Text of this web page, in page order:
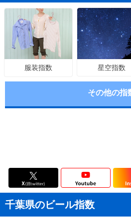
服装指数 星空指数
その他の指
千葉県のビール指数